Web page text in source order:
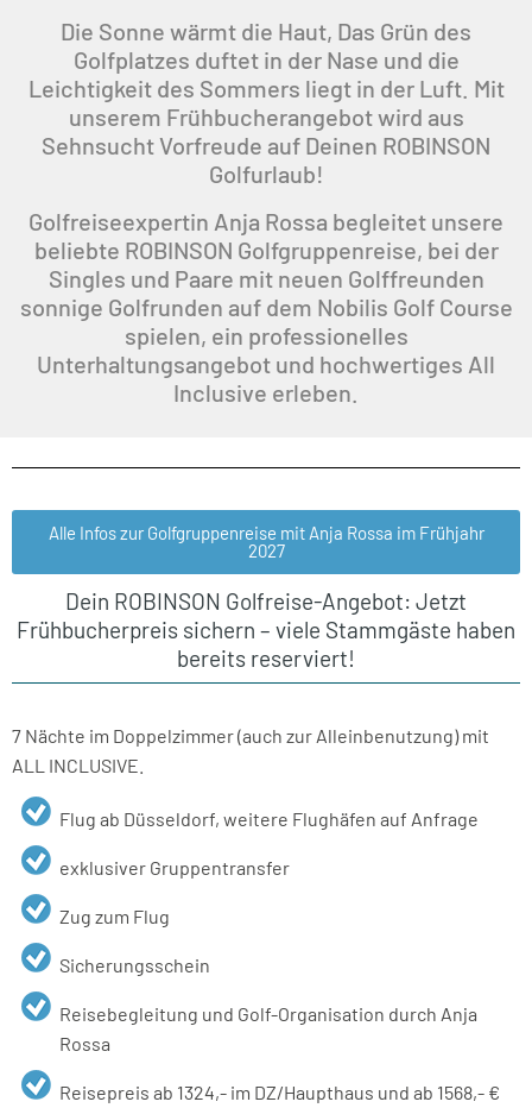
Die Sonne wärmt die Haut, Das Grün des
Golfplatzes duftet in der Nase und die
Leichtigkeit des Sommers liegt in der Luft. Mit
unserem Frühbucherangebot wird aus
Sehnsucht Vorfreude auf Deinen ROBINSON
Golfurlaub!
Golfreiseexpertin Anja Rossa begleitet unsere
beliebte ROBINSON Golfgruppenreise, bei der
Singles und Paare mit neuen Golffreunden
sonnige Golfrunden auf dem Nobilis Golf Course
spielen, ein professionelles
Unterhaltungsangebot und hochwertiges All
Inclusive erleben.
Alle Infos zur Golfgruppenreise mit Anja Rossa im Frühjahr
2027
Dein ROBINSON Golfreise-Angebot: Jetzt
Frühbucherpreis sichern – viele Stammgäste haben
bereits reserviert!
7 Nächte im Doppelzimmer (auch zur Alleinbenutzung) mit
ALL INCLUSIVE.
Flug ab Düsseldorf, weitere Flughäfen auf Anfrage
exklusiver Gruppentransfer
Zug zum Flug
Sicherungsschein
Reisebegleitung und Golf-Organisation durch Anja
Rossa
Reisepreis ab 1324,- im DZ/Haupthaus und ab 1568,- €